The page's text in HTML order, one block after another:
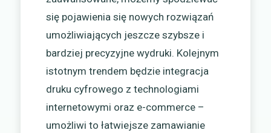
się pojawienia się nowych rozwiązań
umożliwiających jeszcze szybsze i
bardziej precyzyjne wydruki. Kolejnym
istotnym trendem będzie integracja
druku cyfrowego z technologiami
internetowymi oraz e-commerce –
umożliwi to łatwiejsze zamawianie